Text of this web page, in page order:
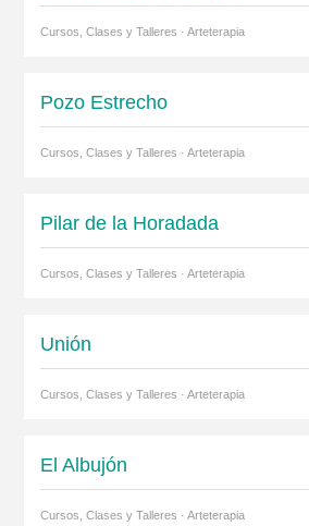
Cursos, Clases y Talleres · Arteterapia
Pozo Estrecho
Cursos, Clases y Talleres · Arteterapia
Pilar de la Horadada
Cursos, Clases y Talleres · Arteterapia
Unión
Cursos, Clases y Talleres · Arteterapia
El Albujón
Cursos, Clases y Talleres · Arteterapia